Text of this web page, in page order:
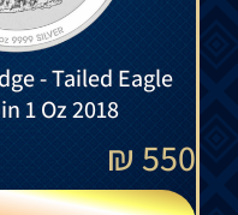
- Tailed Eagle
1 Oz 2018
550
₪